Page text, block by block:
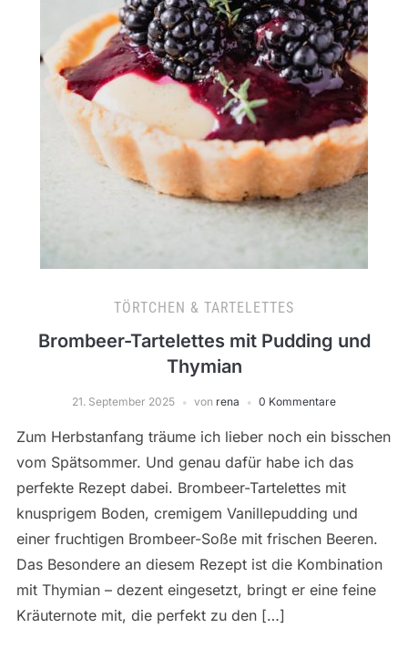
TÖRTCHEN & TARTELETTES
Brombeer-Tartelettes mit Pudding und
Thymian
21. September 2025 von rena 0 Kommentare
Zum Herbstanfang träume ich lieber noch ein bisschen
vom Spätsommer. Und genau dafür habe ich das
perfekte Rezept dabei. Brombeer-Tartelettes mit
knusprigem Boden, cremigem Vanillepudding und
einer fruchtigen Brombeer-Soße mit frischen Beeren.
Das Besondere an diesem Rezept ist die Kombination
mit Thymian – dezent eingesetzt, bringt er eine feine
Kräuternote mit, die perfekt zu den […]